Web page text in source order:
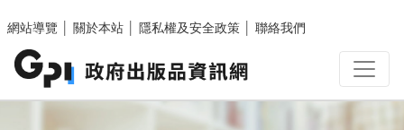
網站導覽
關於本站 隱私權及安全政策 聯絡我們